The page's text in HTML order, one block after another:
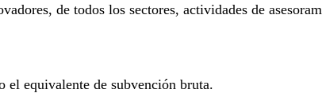
de todos los sectores, actividades de
el equivalente de subvención bruta.